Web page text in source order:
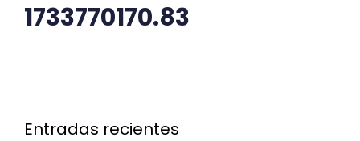
1733770170.83
Entradas recientes